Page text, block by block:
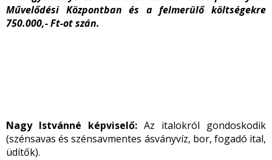
Művelődési Központban és a felmerülő költségekre
750.000,- Ft-ot szán.
Nagy Istvánné képviselő: Az italokról gondoskodik
(szénsavas és szénsavmentes ásványvíz, bor, fogadó ital,
üdítők).